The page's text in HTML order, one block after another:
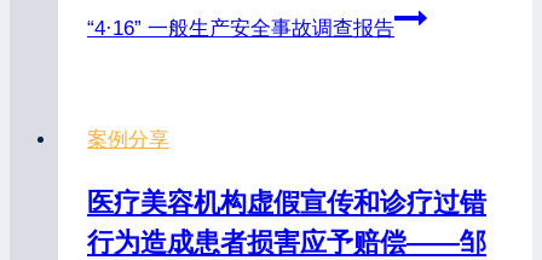
“4·16” 一般生产安全事故调查报告
案例分享
医疗美容机构虚假宣传和诊疗过错
行为造成患者损害应予赔偿——邹